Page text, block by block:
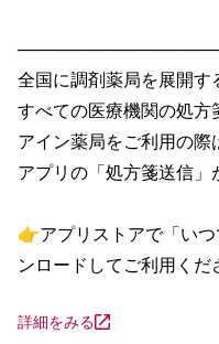
全国に調剤薬局を展開す
すべての医療機関の処方
アイン薬局をご利用の際
アプリの「処方箋送信」
👉アプリストアで「い
ンロードしてご利用くだ
詳細をみる